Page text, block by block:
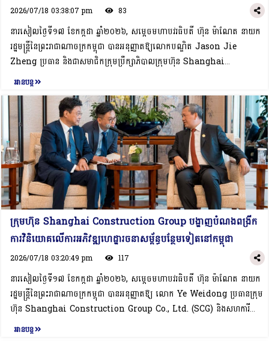
ការអភិវឌ្ឍវិស័យឡូជីស្ទិកនៅកម្ពុជា, លោកប្រធានក្រុមប្រឹក្សាភិបាលបានសម្ដែងនូវការ
អបអរសាទរចំពោះកម្ពុជា ដែលបានកសាងព្រែកជីកហ្វូណនតេជោ។ លោកប្រធានបាន
បន្ថែមថា ព្រែកជីកហ្វូណនតេជោ មានសក្តានុពលដ៏ធំធេងក្នុងការទាក់ទាញការវិនិយោគ
បន្ថែមទៀតមកកាន់ប្រទេសកម្ពុជា ពិសេសលើវិស័យឡូជីស្ទិក និងការដឹកជញ្ជូនតាម
នាវាចរណ៍។ជាការឆ្លើយតប, សម្ដេចធិបតីបានសម្ដែងការស្វាគមន៍ចំពោះក្រុមហ៊ុន ដែល
មានចំណាប់អារម្មណ៍ក្នុងការស្វែងរកឱកាសវិនិយោគលើវិស័យឡូជីស្ទិកនៅកម្ពុជា។
សម្ដេចធិបតីបានគូសបញ្ជាក់ថា វិស័យឡូជីស្ទិកជាវិស័យដ៏មានសារៈសំខាន់ ដែលរាជ
រដ្ឋាភិបាលតែងតែយកចិត្តទុកដាក់ខ្ពស់ក្នុងការជំរុញការអភិវឌ្ឍវិស័យនេះឱ្យកាន់តែប្រសើរ
ឡើង​ ក្នុងទិសដៅពង្រឹងភាពប្រកួតប្រជែងរបស់កម្ពុជា។ សម្ដេចធិបតីបានគូសបញ្ជាក់
បន្ថែមថា ការកសាងព្រែកជីកហ្វូណនតេជោ ជាគំនិតផ្ដួចផ្ដើមជាប្រវត្តិសាស្ត្រក្នុងវិស័យ
ហេដ្ឋារចនាសម្ព័ន្ធដឹកជញ្ជូនរបស់កម្ពុជា ដែលនឹងផ្លាស់ប្តូរជាមូលដ្ឋាននូវទិដ្ឋភាពសេដ្ឋកិច្ច
កម្ពុជា តាមរយៈការតភ្ជាប់ប្រព័ន្ធផ្លូវទឹកក្នុងស្រុកទៅកាន់តំបន់ឆ្នេរសមុទ្រ។ សម្ដេចធិបតី
បានសង្កត់ធ្ងន់បន្ថែមថា កម្ពុជាមិនត្រឹមតែកសាងព្រែកជីកជារូបវន្តប៉ុណ្ណោះទេ ប៉ុន្តែក៏
កំពុងកសាងនូវច្រករបៀងសេដ្ឋកិច្ចដ៏ឆ្លាតវៃ និងទំនើប ផងដែរ។ជាទីបញ្ចប់, សម្ដេចធិបតី
បានលើកទឹកចិត្តឱ្យក្រុមហ៊ុនបន្តផ្សារភ្ជាប់ទំនាក់ទំនង ក៏ដូចជាពិភាក្សាការងារឱ្យកាន់តែ
ជិតស្និទ្ធជាមួយក្រសួងស្ថាប័នពាក់ព័ន្ធកម្ពុជា ដើម្បីស្វែងរកឱកាសវិនិយោគជាក់ស្ដែងនៅ
សេវាទំនាក់ទំនង តាមប្រព័ន្ធផ្កាយរណបនៅកម្ពុជា
2026/07/18 03:38:07 pm 83
នារសៀលថ្ងៃទី១៧ ខែកក្កដា ឆ្នាំ២០២៦, សម្តេចមហាបវរធិបតី ហ៊ុន ម៉ាណែត នាយក
រដ្ឋមន្ត្រីនៃព្រះរាជាណាចក្រកម្ពុជា បានអនុញ្ញាតឱ្យលោកបណ្ឌិត Jason Jie
Zheng ប្រធាន និងជាសមាជិកក្រុមប្រឹក្សាភិបាលក្រុមហ៊ុន Shanghai
Spacesail Technologies Co., Ltd. ចូលជួបសម្ដែងការគួរសម និងពិភាក្សា
ការងារ ក្នុងឱកាសដែលសម្តេចអញ្ជើញបំពេញទស្សនកិច្ចការងារ និងចូលរួមសន្និសីទបញ្ញា
សិប្បនិម្មិតពិភពលោក​ ឆ្នាំ២០២៦ នៅសាធារណរដ្ឋប្រជាមានិតចិន ពីថ្ងៃទី១៥-១៧ ខែ
កក្កដា ឆ្នាំ២០២៦។ក្នុងឱកាសនៃជំនួប, លោកប្រធានក្រុមហ៊ុនបានគោរពជម្រាបជូនស
ម្តេចធិបតីអំពីប្រតិបត្តិការអាជីវកម្មរបស់ក្រុមហ៊ុន ដោយបញ្ជាក់ថា ក្រុមហ៊ុនផ្តល់សេវា
ទំនាក់ទំនងតាមប្រព័ន្ធផ្កាយរណប (Satellite Communications) ដែលផ្ដោត
លើការអភិវឌ្ឍ និងប្រតិបត្តិការគម្រោងបណ្តាញផ្កាយរណបគន្លងតារាវិថីទាប Qianfan
(“Thousand Sails” Low Earth Orbit - LEO Broadband
Constellation)។ គម្រោង Qianfan នេះ គឺជាគំនិតផ្តួចផ្តើមផ្នែកពាណិជ្ជកម្មដ៏
ធំមួយនៅទីអវកាសរបស់ប្រទេសចិន ដែលមានគោលដៅផ្តល់សេវាអ៊ីនធឺណិត និងទំនាក់
ទំនងល្បឿនលឿនគ្របដណ្តប់ទូទាំងសកលលោក។ លោកប្រធានក្រុមហ៊ុនបានបន្ថែមថា
ដោយមើលឃើញពីការអភិវឌ្ឍយ៉ាងឆាប់រហ័សរបស់កម្ពុជា ក្រុមហ៊ុនពិតជាមានចំណាប់
អារម្មណ៍ក្នុងការស្វែងរកឱកាសវិនិយោគលើការផ្គត់ផ្គង់សេវាអ៊ីនធឺណិត និងទំនាក់ទំនង
តាមប្រព័ន្ធផ្កាយរណបនៅកម្ពុជា។ជាការឆ្លើយតប, សម្ដេចធិបតីបានសម្តែងការស្វាគមន៍
ចំពោះគោលបំណងរបស់ក្រុមហ៊ុន ក្នុងការស្វែងរកឱកាសបណ្ដាក់ទុនវិនិយោគនៅក្នុងទី
ផ្សារកម្ពុជា។ សម្ដេចធិបតីបានគូសបញ្ជាក់ថា ការផ្តល់សេវាអ៊ីនធឺណិត និងទំនាក់ទំនង​
ប្រកបដោយគុណភាពខ្ពស់ ជាអាទិភាពចម្បងរបស់កម្ពុជា ខណៈបច្ចុប្បន្ន រាជរដ្ឋាភិបាល
កំពុងផ្តោតលើការពង្រឹងហេដ្ឋារចនាសម្ព័ន្ធទូរគមនាគមន៍ដែលមានស្រាប់ និងជំរុញការ
អានបន្ត
ក្រុមហ៊ុន Shanghai Construction Group បង្ហាញបំណងពង្រីក
ការវិនិយោគលើការអភិវឌ្ឍហេដ្ឋារចនាសម្ព័ន្ធ​បន្ថែមទៀតនៅកម្ពុជា
2026/07/18 03:20:49 pm 117
នារសៀលថ្ងៃទី១៧ ខែកក្កដា ឆ្នាំ២០២៦, សម្តេចមហាបវរធិបតី ហ៊ុន ម៉ាណែត នាយក
រដ្ឋមន្ត្រីនៃព្រះរាជាណាចក្រកម្ពុជា បានអនុញ្ញាតឱ្យ លោក Ye Weidong ប្រធានក្រុម
ហ៊ុន Shanghai Construction Group Co., Ltd. (SCG) និងសហការី
ចូលជួបសម្ដែងការគួរសម និងពិភាក្សាការងារ ក្នុងឱកាសនៃការអញ្ជើញបំពេញទស្សនកិច្ច
អានបន្ត